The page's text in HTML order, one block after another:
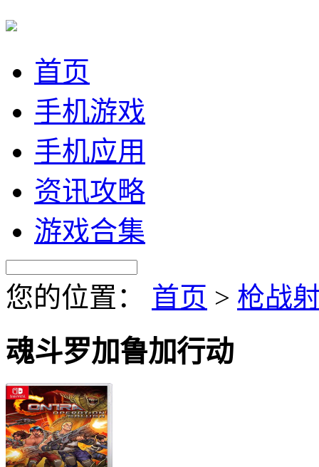
首页
手机游戏
手机应用
资讯攻略
游戏合集
您的位置： 首页 > 枪战
魂斗罗加鲁加行动